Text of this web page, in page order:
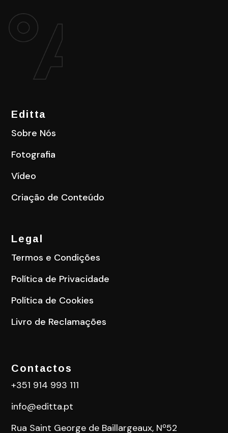
Editta
Sobre Nós
Fotografia
Vídeo
Criação de Conteúdo
Legal
Termos e Condições
Política de Privacidade
Política de Cookies
Livro de Reclamações
Contactos
+351 914 993 111
info@editta.pt
Rua Saint George de Baillargeaux, Nº52